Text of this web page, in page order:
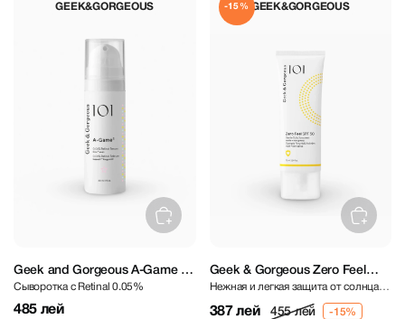
GEEK&GORGEOUS
Geek and Gorgeous A-Game 5
0.05% Retinal Serum 30 ml
Сыворотка c Retinal 0.05%
485 лей
GEEK&GORGEOUS
-15%
Geek & Gorgeous Zero Feel
SPF50 75 ml
Нежная и легкая защита от солнца
387 лей 455 лей